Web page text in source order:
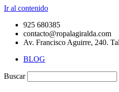
Ir al contenido
925 680385
contacto@ropalagiralda.com
Av. Francisco Aguirre, 240.
BLOG
Buscar